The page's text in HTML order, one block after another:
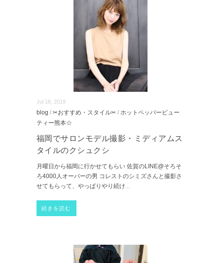
Jul 18, 2019
blog / ✂おすすめ・スタイル✂ / ホットペッパービュー
ティー熊本☆
福岡でサロンモデル撮影・ミディアムス
タイルのクシュクシ
月曜日から福岡に行かせてもらい 佐賀のLINE@そろそ
ろ4000人オーバーの男 コレストのシミズさんと撮影さ
せてもらって、やっぱりやり続け...
続きを読む